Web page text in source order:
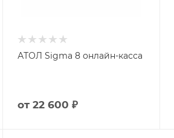
АТОЛ Sigma 8 онлайн-касса
от 22 600 ₽